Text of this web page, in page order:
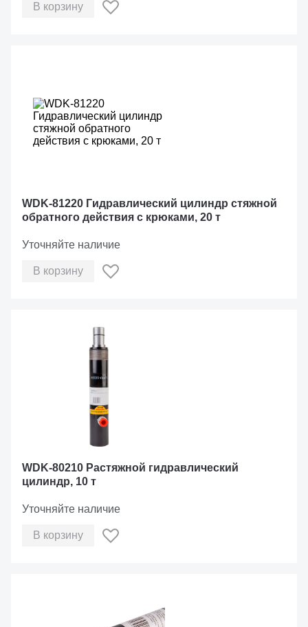
В корзину
WDK-81220 Гидравлический цилиндр стяжной
обратного действия с крюками, 20 т
Уточняйте наличие
В корзину
WDK-80210 Растяжной гидравлический
цилиндр, 10 т
Уточняйте наличие
В корзину